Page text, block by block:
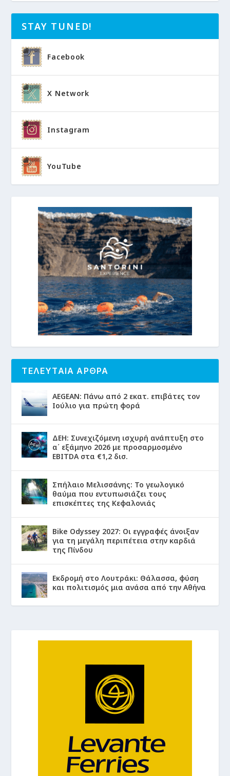
STAY TUNED!
Facebook
X Network
Instagram
YouTube
ΤΕΛΕΥΤΑΙΑ ΑΡΘΡΑ
AEGEAN: Πάνω από 2 εκατ. επιβάτες τον
Ιούλιο για πρώτη φορά
ΔΕΗ: Συνεχιζόμενη ισχυρή ανάπτυξη στο
α΄ εξάμηνο 2026 με προσαρμοσμένο
EBITDA στα €1,2 δισ.
Σπήλαιο Μελισσάνης: Το γεωλογικό
θαύμα που εντυπωσιάζει τους
επισκέπτες της Κεφαλονιάς
Bike Odyssey 2027: Οι εγγραφές άνοιξαν
για τη μεγάλη περιπέτεια στην καρδιά
της Πίνδου
Εκδρομή στο Λουτράκι: Θάλασσα, φύση
και πολιτισμός μια ανάσα από την Αθήνα